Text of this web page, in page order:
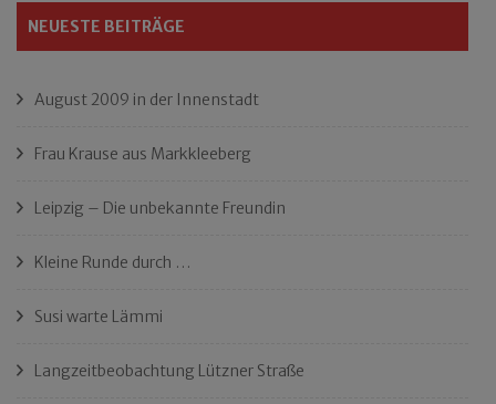
NEUESTE BEITRÄGE
August 2009 in der Innenstadt
Frau Krause aus Markkleeberg
Leipzig – Die unbekannte Freundin
Kleine Runde durch …
Susi warte Lämmi
Langzeitbeobachtung Lützner Straße